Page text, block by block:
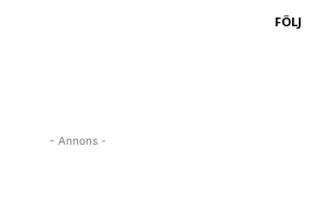
FÖLJ
- Annons -